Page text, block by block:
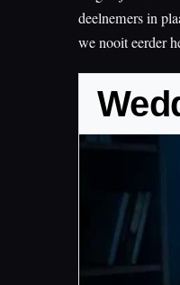
deelnemers in
we nooit eerder